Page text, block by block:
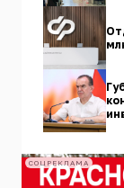
СОЦРЕКЛАМА